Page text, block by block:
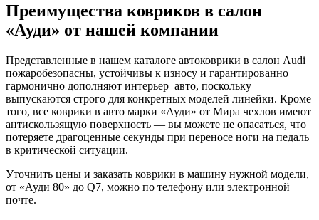
Преимущества ковриков в салон
«Ауди» от нашей компании
Представленные в нашем каталоге автоковрики в салон Audi
пожаробезопасны, устойчивы к износу и гарантированно
гармонично дополняют интерьер авто, поскольку
выпускаются строго для конкретных моделей линейки. Кроме
того, все коврики в авто марки «Ауди» от Мира чехлов имеют
антискользящую поверхность — вы можете не опасаться, что
потеряете драгоценные секунды при переносе ноги на педаль
в критической ситуации.
Уточнить цены и заказать коврики в машину нужной модели,
от «Ауди 80» до Q7, можно по телефону или электронной
почте.